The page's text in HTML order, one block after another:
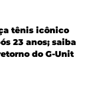
tênis icônico
23 anos; saiba
do G-Unit